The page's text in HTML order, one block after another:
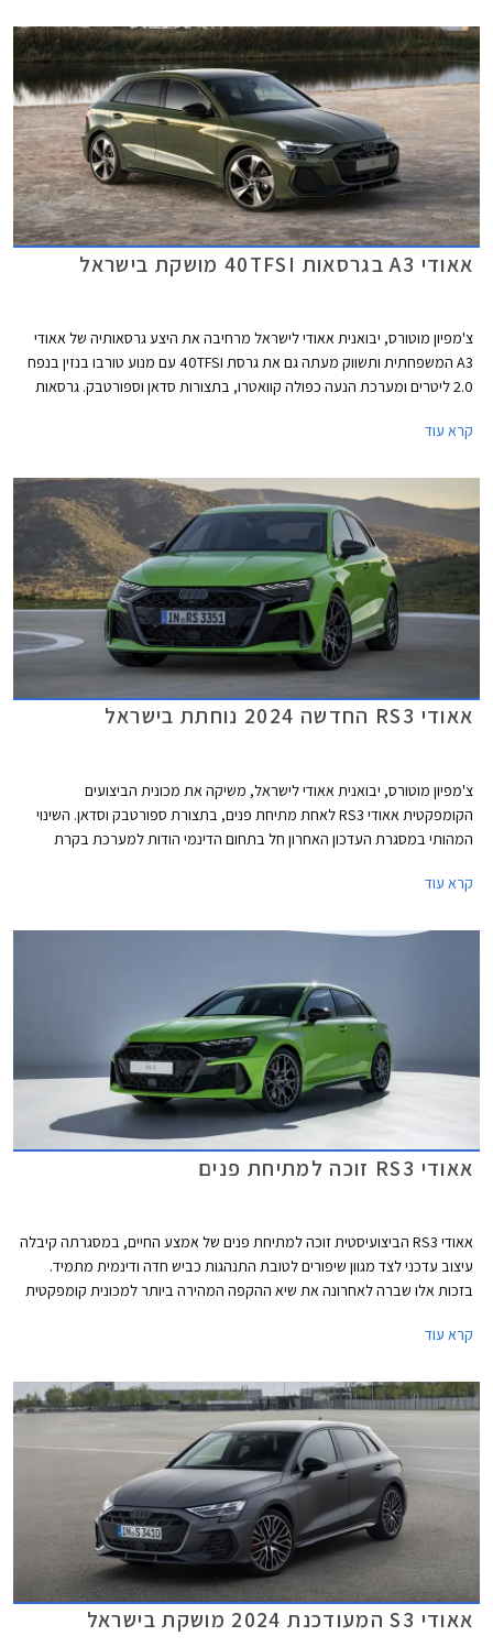
אאודי A3 בגרסאות 40TFSI מושקת בישראל
צ'מפיון מוטורס, יבואנית אאודי לישראל מרחיבה את היצע גרסאותיה של אאודי
A3 המשפחתית ותשווק מעתה גם את גרסת 40TFSI עם מנוע טורבו בנזין בנפח
2.0 ליטרים ומערכת הנעה כפולה קוואטרו, בתצורות סדאן וספורטבק. גרסאות
לא זול אך ביחס למתחרים הישירים מבית מרצדס וב.מ.וו וביחס ליחידת ההנעה
המותג בישראל אשר סובל מירידה במכירות.
קרא עוד
אאודי RS3 החדשה 2024 נוחתת בישראל
צ'מפיון מוטורס, יבואנית אאודי לישראל, משיקה את מכונית הביצועים
הקומפקטית אאודי RS3 לאחת מתיחת פנים, בתצורת ספורטבק וסדאן. השינוי
המהותי במסגרת העדכון האחרון חל בתחום הדינמי הודות למערכת בקרת
קרא עוד
אאודי RS3 זוכה למתיחת פנים
אאודי RS3 הביצועיסטית זוכה למתיחת פנים של אמצע החיים, במסגרתה קיבלה
עיצוב עדכני לצד מגוון שיפורים לטובת התנהגות כביש חדה ודינמית מתמיד.
בזכות אלו שברה לאחרונה את שיא ההקפה המהירה ביותר למכונית קומפקטית
קרא עוד
אאודי S3 המעודכנת 2024 מושקת בישראל